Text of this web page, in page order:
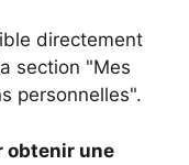
directement
section "Mes
personnelles".
obtenir une